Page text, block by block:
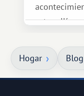
estar allí...
Hogar Blog